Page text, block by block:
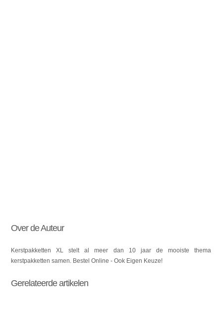
Over de Auteur
Kerstpakketten XL stelt al meer dan 10 jaar de mooiste thema
kerstpakketten samen. Bestel Online - Ook Eigen Keuze!
Gerelateerde artikelen